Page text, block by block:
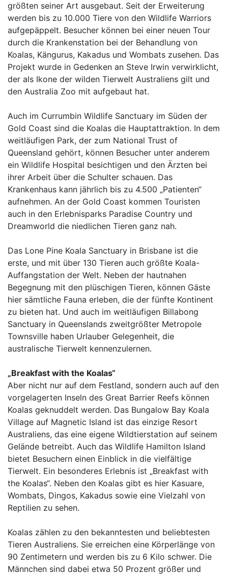
größten seiner Art ausgebaut. Seit der Erweiterung
werden bis zu 10.000 Tiere von den Wildlife Warriors
aufgepäppelt. Besucher können bei einer neuen Tour
durch die Krankenstation bei der Behandlung von
Koalas, Kängurus, Kakadus und Wombats zusehen. Das
Projekt wurde in Gedenken an Steve Irwin verwirklicht,
der als Ikone der wilden Tierwelt Australiens gilt und
den Australia Zoo mit aufgebaut hat.
Auch im Currumbin Wildlife Sanctuary im Süden der
Gold Coast sind die Koalas die Hauptattraktion. In dem
weitläufigen Park, der zum National Trust of
Queensland gehört, können Besucher unter anderem
ein Wildlife Hospital besichtigen und den Ärzten bei
ihrer Arbeit über die Schulter schauen. Das
Krankenhaus kann jährlich bis zu 4.500 „Patienten“
aufnehmen. An der Gold Coast kommen Touristen
auch in den Erlebnisparks Paradise Country und
Dreamworld die niedlichen Tieren ganz nah.
Das Lone Pine Koala Sanctuary in Brisbane ist die
erste, und mit über 130 Tieren auch größte Koala-
Auffangstation der Welt. Neben der hautnahen
Begegnung mit den plüschigen Tieren, können Gäste
hier sämtliche Fauna erleben, die der fünfte Kontinent
zu bieten hat. Und auch im weitläufigen Billabong
Sanctuary in Queenslands zweitgrößter Metropole
Townsville haben Urlauber Gelegenheit, die
australische Tierwelt kennenzulernen.
„Breakfast with the Koalas“
Aber nicht nur auf dem Festland, sondern auch auf den
vorgelagerten Inseln des Great Barrier Reefs können
Koalas geknuddelt werden. Das Bungalow Bay Koala
Village auf Magnetic Island ist das einzige Resort
Australiens, das eine eigene Wildtierstation auf seinem
Gelände betreibt. Auch das Wildlife Hamilton Island
bietet Besuchern einen Einblick in die vielfältige
Tierwelt. Ein besonderes Erlebnis ist „Breakfast with
the Koalas“. Neben den Koalas gibt es hier Kasuare,
Wombats, Dingos, Kakadus sowie eine Vielzahl von
Reptilien zu sehen.
Koalas zählen zu den bekanntesten und beliebtesten
Tieren Australiens. Sie erreichen eine Körperlänge von
90 Zentimetern und werden bis zu 6 Kilo schwer. Die
Männchen sind dabei etwa 50 Prozent größer und